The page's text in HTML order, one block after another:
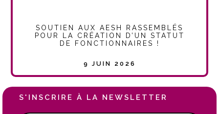
SOUTIEN AUX AESH RASSEMBLÉS
POUR LA CRÉATION D’UN STATUT
DE FONCTIONNAIRES !
9 JUIN 2026
S'INSCRIRE À LA NEWSLETTER